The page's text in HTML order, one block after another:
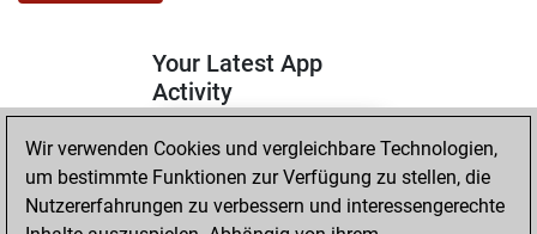
Your Latest App
Activity
Today
Wir verwenden Cookies und vergleichbare Technologien,
um bestimmte Funktionen zur Verfügung zu stellen, die
Nutzererfahrungen zu verbessern und interessengerechte